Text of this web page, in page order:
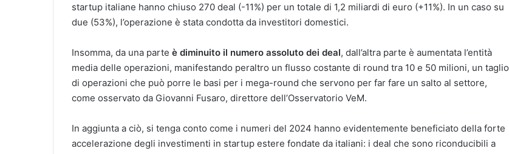
startup italiane hanno chiuso 270 deal (-11%) per un totale di 1,2 miliardi di euro (+11%). In un caso su
due (53%), l’operazione è stata condotta da investitori domestici.
Insomma, da una parte è diminuito il numero assoluto dei deal, dall’altra parte è aumentata l’entità
media delle operazioni, manifestando peraltro un flusso costante di round tra 10 e 50 milioni, un taglio
di operazioni che può porre le basi per i mega-round che servono per far fare un salto al settore,
come osservato da Giovanni Fusaro, direttore dell’Osservatorio VeM.
In aggiunta a ciò, si tenga conto come i numeri del 2024 hanno evidentemente beneficiato della forte
accelerazione degli investimenti in startup estere fondate da italiani: i deal che sono riconducibili a